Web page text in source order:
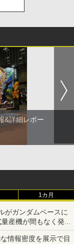
&詳細レポー
1カ月
がガンダムベースに
産機が間もなく発送
情報密度を展示で目